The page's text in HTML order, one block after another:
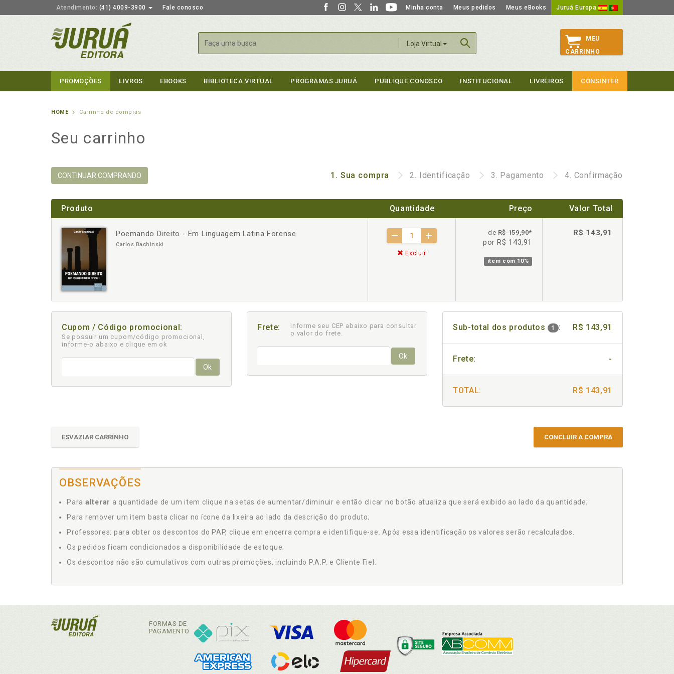
Atendimento: (41) 4009-3900 Fale conosco Minha conta Meus pedidos Meus eBooks Juruá Europa
Loja Virtual
Buscar
MEU
CARRINHO
PROMOÇÕES LIVROS EBOOKS BIBLIOTECA VIRTUAL PROGRAMAS JURUÁ PUBLIQUE CONOSCO INSTITUCIONAL LIVREIROS CONSINTER
HOME Carrinho de compras
Seu carrinho
CONTINUAR COMPRANDO 1. Sua compra 2. Identificação 3. Pagamento 4. Confirmação
Produto Quantidade Preço Valor Total
Poemando Direito - Em Linguagem Latina Forense
Carlos Bachinski
- +
Excluir
deR$ 159,90*
por R$ 143,91
item com 10%
R$ 143,91
Cupom / Código promocional:
Se possuir um cupom/código promocional,
informe-o abaixo e clique em ok
Ok
Frete:
Informe seu CEP abaixo para consultar
o valor do frete.
Ok
Sub-total dos produtos 1 : R$ 143,91
Frete: -
TOTAL: R$ 143,91
ESVAZIAR CARRINHO CONCLUIR A COMPRA
OBSERVAÇÕES
Para alterar a quantidade de um item clique na setas de aumentar/diminuir e então clicar no botão atualiza que será exibido ao lado da quantidade;
Para remover um item basta clicar no ícone da lixeira ao lado da descrição do produto;
Professores: para obter os descontos do PAP, clique em encerra compra e identifique-se. Após essa identificação os valores serão recalculados.
Os pedidos ficam condicionados a disponibilidade de estoque;
Os descontos não são cumulativos com outras promoções, incluindo P.A.P. e Cliente Fiel.
FORMAS DE
PAGAMENTO